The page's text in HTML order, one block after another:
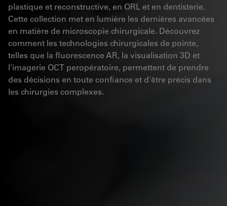
plastique et reconstructive, en ORL et en dentisterie.
Cette collection met en lumière les dernières avancées
en matière de microscopie chirurgicale. Découvrez
comment les technologies chirurgicales de pointe,
telles que la fluorescence AR, la visualisation 3D et
l'imagerie OCT peropératoire, permettent de prendre
des décisions en toute confiance et d'être précis dans
les chirurgies complexes.